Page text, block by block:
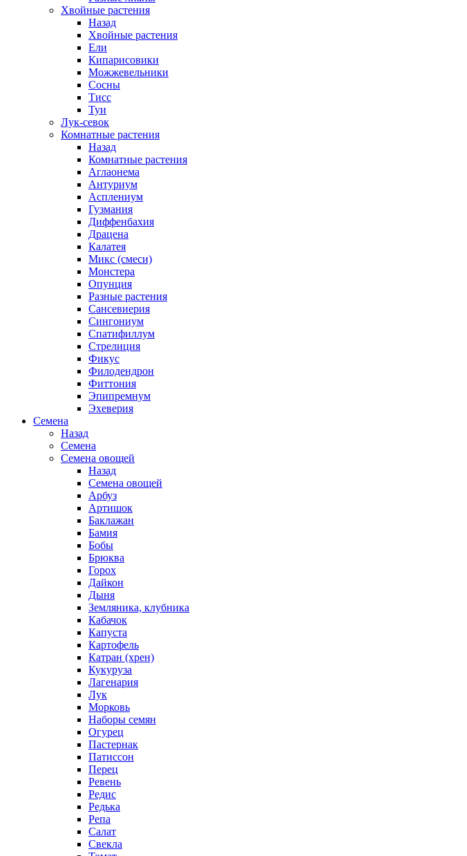
Хвойные растения
Назад
Хвойные растения
Ели
Кипарисовики
Можжевельники
Сосны
Тисс
Туи
Лук-севок
Комнатные растения
Назад
Комнатные растения
Аглаонема
Антуриум
Асплениум
Гузмания
Диффенбахия
Драцена
Калатея
Микс (смеси)
Монстера
Опунция
Разные растения
Сансевиерия
Сингониум
Спатифиллум
Стрелиция
Фикус
Филодендрон
Фиттония
Эпипремнум
Эхеверия
Семена
Назад
Семена
Семена овощей
Назад
Семена овощей
Арбуз
Артишок
Баклажан
Бамия
Бобы
Брюква
Горох
Дайкон
Дыня
Земляника, клубника
Кабачок
Капуста
Картофель
Катран (хрен)
Кукуруза
Лагенария
Лук
Морковь
Наборы семян
Огурец
Пастернак
Патиссон
Перец
Ревень
Редис
Редька
Репа
Салат
Свекла